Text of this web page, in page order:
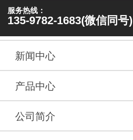
服务热线：
135-9782-1683(微信同号)
新闻中心
产品中心
公司简介